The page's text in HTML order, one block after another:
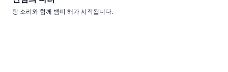
탕 소리와 함께 뱀띠 해가 시작됩니다.